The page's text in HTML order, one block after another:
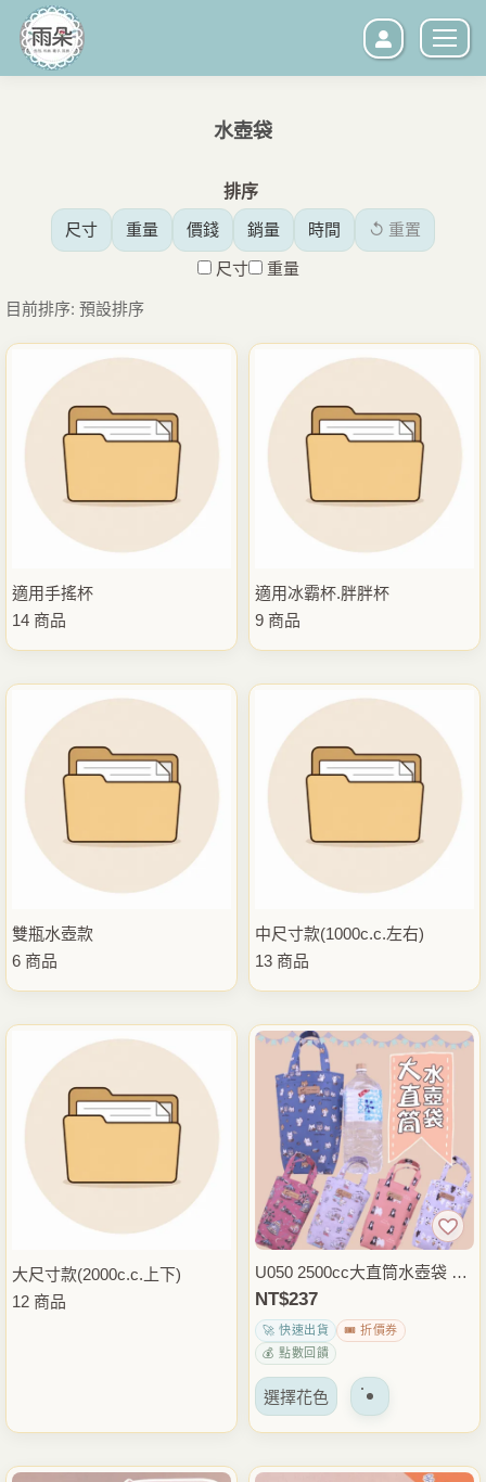
水壺袋
排序
尺寸 重量 價錢 銷量 時間
↺ 重置
尺寸
重量
目前排序: 預設排序
適用手搖杯
14 商品
適用冰霸杯.胖胖杯
9 商品
雙瓶水壺款
6 商品
中尺寸款(1000c.c.左右)
13 商品
大尺寸款(2000c.c.上下)
12 商品
U050 2500cc大直筒水壺袋 大
容量手提水瓶袋 保溫瓶提袋
運動健身登山外出包 雨朵防水
包
NT$237
🚀 快速出貨
🎟️ 折價券
💰 點數回饋
選擇花色 該
有